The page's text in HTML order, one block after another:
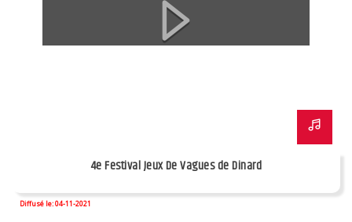
4e Festival Jeux De Vagues de Dinard
Diffusé le: 04-11-2021